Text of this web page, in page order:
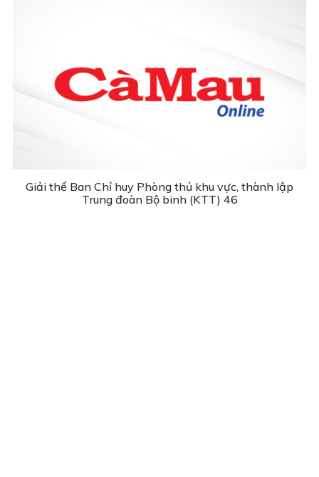
Giải thể Ban Chỉ huy Phòng thủ khu vực, thành lập
Trung đoàn Bộ binh (KTT) 46